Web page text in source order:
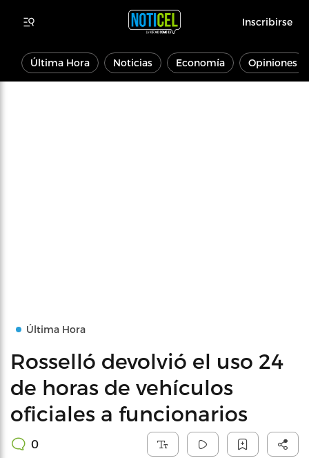
Inscribirse
Última Hora Noticias Economía Opiniones
Última Hora
Rosselló devolvió el uso 24
de horas de vehículos
oficiales a funcionarios
0